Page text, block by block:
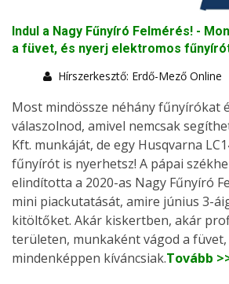
Indul a Nagy Fűnyíró Felmérés! -
a füvet, és nyerj elektromos
Hírszerkesztő: Erdő-Mező Online
Most mindössze néhány fűnyírókat
válaszolnod, amivel nemcsak
Kft. munkáját, de egy Husqvarna
fűnyírót is nyerhetsz! A pápai
elindította a 2020-as Nagy Fűnyíró
mini piackutatását, amire június 3-
kitöltőket. Akár kiskertben, akár
területen, munkaként vágod a füvet,
mindenképpen kíváncsiak.Tovább